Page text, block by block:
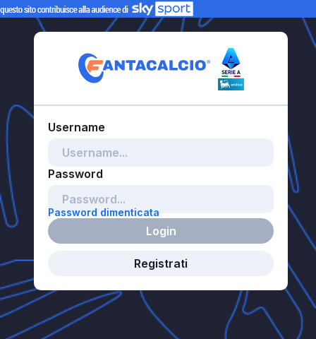
Password dimenticata
Login
Registrati